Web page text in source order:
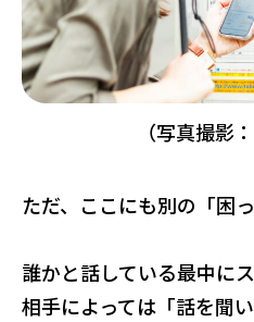
（写真撮影
ただ、ここにも別の「困
誰かと話している最中に
相手によっては「話を聞